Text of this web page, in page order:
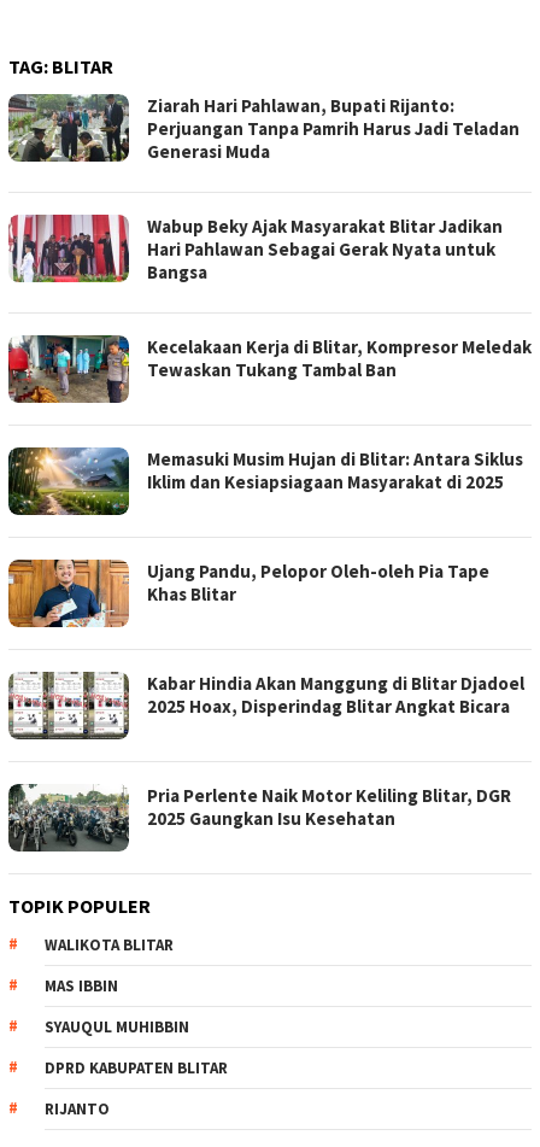
TAG: BLITAR
Ziarah Hari Pahlawan, Bupati Rijanto:
Perjuangan Tanpa Pamrih Harus Jadi Teladan
Generasi Muda
Wabup Beky Ajak Masyarakat Blitar Jadikan
Hari Pahlawan Sebagai Gerak Nyata untuk
Bangsa
Kecelakaan Kerja di Blitar, Kompresor Meledak
Tewaskan Tukang Tambal Ban
Memasuki Musim Hujan di Blitar: Antara Siklus
Iklim dan Kesiapsiagaan Masyarakat di 2025
Ujang Pandu, Pelopor Oleh-oleh Pia Tape
Khas Blitar
Kabar Hindia Akan Manggung di Blitar Djadoel
2025 Hoax, Disperindag Blitar Angkat Bicara
Pria Perlente Naik Motor Keliling Blitar, DGR
2025 Gaungkan Isu Kesehatan
TOPIK POPULER
WALIKOTA BLITAR
MAS IBBIN
SYAUQUL MUHIBBIN
DPRD KABUPATEN BLITAR
RIJANTO